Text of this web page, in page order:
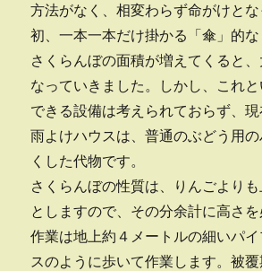
方法がなく、相変わらず命がけと
初、一本一本だけ掛かる「傘」的な
さくらんぼの面積が増えてくると
なっていきました。しかし、これ
できる設備は考えられておらず、
雨よけハウスは、普通のぶどう用
くした代物です。
さくらんぼの性質は、りんごより
としますので、その分余計に高さ
作業は地上約４メートルの細いパ
スのように歩いて作業します。被